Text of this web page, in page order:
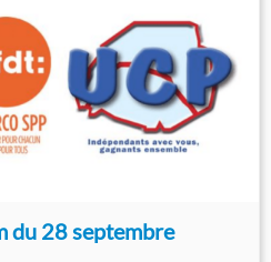
du 28 septembre